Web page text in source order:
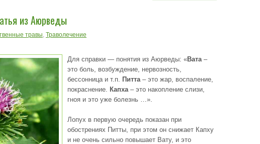
из Аюрведы
травы, Траволечение
Для справки — понятия из Аюрведы: «Вата –
это боль, возбуждение, нервозность,
бессонница и т.п.
Питта – это жар, воспаление,
покраснение.
Капха – это накопление слизи,
гноя и это уже болезнь …».
Лопух в первую очередь показан при
обострениях Питты, при этом он снижает Капху
и не очень сильно повышает Вату, и это